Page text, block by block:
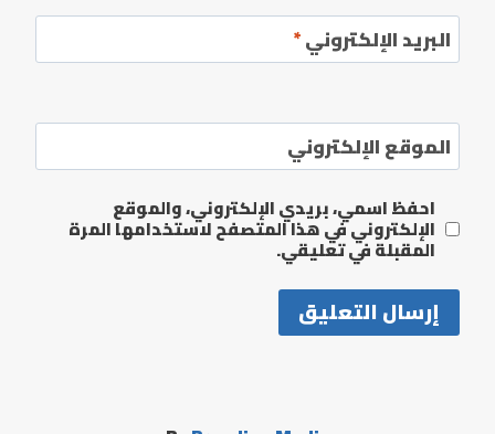
البريد الإلكتروني*
الموقع الإلكتروني
احفظ اسمي، بريدي الإلكتروني، والموقع
الإلكتروني في هذا المتصفح لاستخدامها المرة
المقبلة في تعليقي.